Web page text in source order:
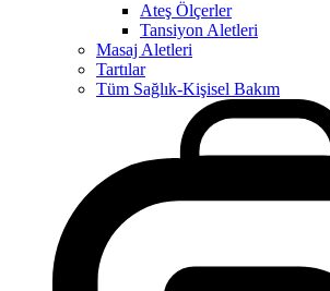
Ateş Ölçerler
Tansiyon Aletleri
Masaj Aletleri
Tartılar
Tüm Sağlık-Kişisel Bakım